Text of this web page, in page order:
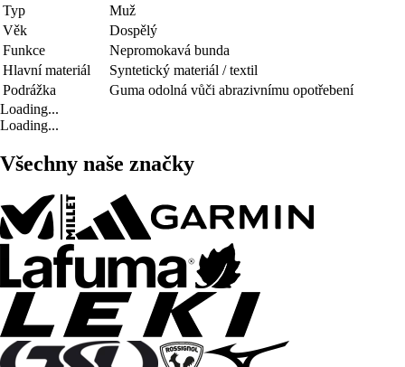
Typ
Muž
Věk
Dospělý
Funkce
Nepromokavá bunda
Hlavní materiál
Syntetický materiál / textil
Podrážka
Guma odolná vůči abrazivnímu opotřebení
Loading...
Loading...
Všechny naše značky